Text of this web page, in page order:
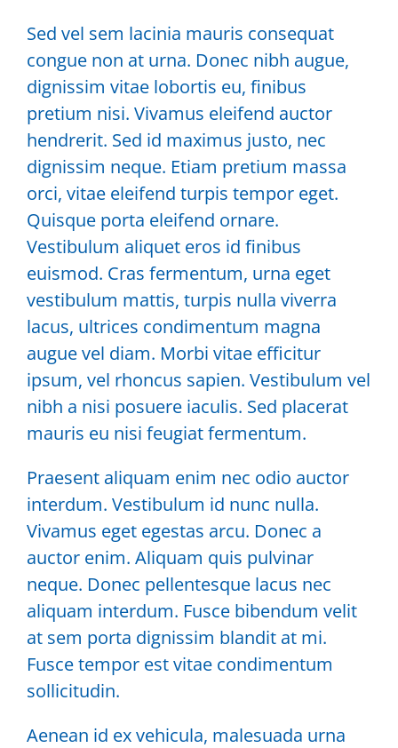
Sed vel sem lacinia mauris consequat
congue non at urna. Donec nibh augue,
dignissim vitae lobortis eu, finibus
pretium nisi. Vivamus eleifend auctor
hendrerit. Sed id maximus justo, nec
dignissim neque. Etiam pretium massa
orci, vitae eleifend turpis tempor eget.
Quisque porta eleifend ornare.
Vestibulum aliquet eros id finibus
euismod. Cras fermentum, urna eget
vestibulum mattis, turpis nulla viverra
lacus, ultrices condimentum magna
augue vel diam. Morbi vitae efficitur
ipsum, vel rhoncus sapien. Vestibulum vel
nibh a nisi posuere iaculis. Sed placerat
mauris eu nisi feugiat fermentum.
Praesent aliquam enim nec odio auctor
interdum. Vestibulum id nunc nulla.
Vivamus eget egestas arcu. Donec a
auctor enim. Aliquam quis pulvinar
neque. Donec pellentesque lacus nec
aliquam interdum. Fusce bibendum velit
at sem porta dignissim blandit at mi.
Fusce tempor est vitae condimentum
sollicitudin.
Aenean id ex vehicula, malesuada urna